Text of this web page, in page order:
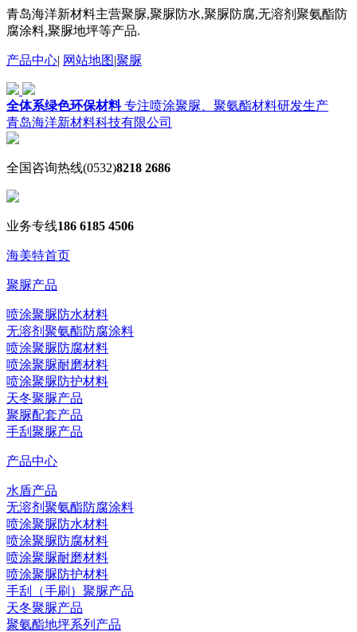
青岛海洋新材料主营聚脲,聚脲防水,聚脲防腐,无溶剂聚氨酯防
腐涂料,聚脲地坪等产品.
产品中心| 网站地图|聚脲
全体系绿色环保材料专注喷涂聚脲、聚氨酯材料研发生产
青岛海洋新材料科技有限公司
全国咨询热线(0532)8218 2686
业务专线186 6185 4506
海美特首页
聚脲产品
喷涂聚脲防水材料
无溶剂聚氨酯防腐涂料
喷涂聚脲防腐材料
喷涂聚脲耐磨材料
喷涂聚脲防护材料
天冬聚脲产品
聚脲配套产品
手刮聚脲产品
产品中心
水盾产品
无溶剂聚氨酯防腐涂料
喷涂聚脲防水材料
喷涂聚脲防腐材料
喷涂聚脲耐磨材料
喷涂聚脲防护材料
手刮（手刷）聚脲产品
天冬聚脲产品
聚氨酯地坪系列产品